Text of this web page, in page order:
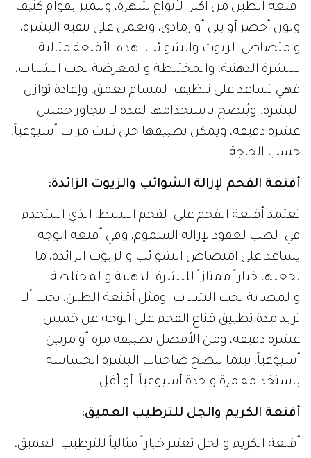
أقنعة الطين من أكثر الأنواع شهرة، وتتميز بقوام كثيف
ولون أخضر أو بني أو رمادي، وتعمل على تنقية البشرة،
وامتصاص الزيوت والشوائب. هذه الأقنعة مثالية
للبشرة الدهنية، والمختلطة والمعرضة لحب الشباب،
فهي تساعد على تنظيف المسام بعمق، وإعادة توازن
البشرة. ويُنصح باستخدامها لمدة لا تتجاوز خمس
عشرة دقيقة، ويمكن تطبيقها حتى ثلاث مرات أسبوعياً،
حسب الحاجة.
أقنعة الفحم لإزالة الشوائب والزيوت الزائدة:
تعتمد أقنعة الفحم على الفحم النشط، الذي استخدم
في الطب لعقود لإزالة السموم، وفي أقنعة الوجه
يساعد على امتصاص الشوائب والزيوت الزائدة، ما
يجعلها خياراً ممتازاً للبشرة الدهنية والمختلطة
والمصابة بحب الشباب. ومثل أقنعة الطين، يجب ألا
تزيد مدة تطبيق قناع الفحم على الوجه عن خمس
عشرة دقيقة، ومن الأفضل تطبيقه مرة أو مرتين
أسبوعياً، بينما تنصح صاحبات البشرة الحساسة
باستخدامه مرة واحدة أسبوعياً، أو أقل.
أقنعة الكريم والجل للترطيب العميق:
أقنعة الكريم والجل تعتبر خياراً مثالياً للترطيب العميق،